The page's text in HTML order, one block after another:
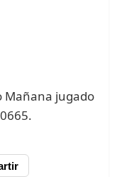
Mañana jugado